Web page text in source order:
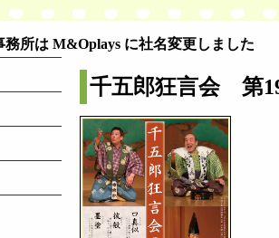
務所は M&Oplays に社名変更しました
千五郎狂言会 第